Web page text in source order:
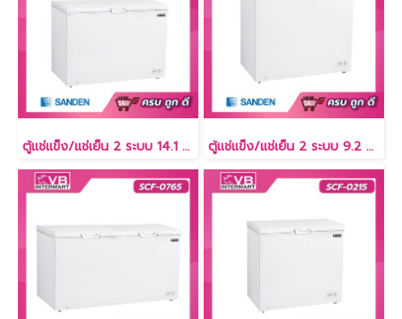
ตู้แช่แข็ง/แช่เย็น 2 ระบบ 14.1 คิว [SCF-0465] ตู้แช่แข็ง/แช่เย็น 2 ระบบ 9.2 คิว [SCF-0275]